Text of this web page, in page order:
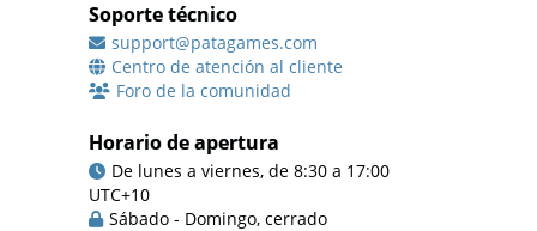
Soporte técnico
support@patagames.com
Centro de atención al cliente
Foro de la comunidad
Horario de apertura
De lunes a viernes, de 8:30 a 17:00
UTC+10
Sábado - Domingo, cerrado